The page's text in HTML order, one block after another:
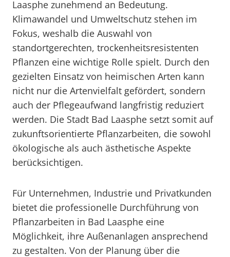
Laasphe zunehmend an Bedeutung.
Klimawandel und Umweltschutz stehen im
Fokus, weshalb die Auswahl von
standortgerechten, trockenheitsresistenten
Pflanzen eine wichtige Rolle spielt. Durch den
gezielten Einsatz von heimischen Arten kann
nicht nur die Artenvielfalt gefördert, sondern
auch der Pflegeaufwand langfristig reduziert
werden. Die Stadt Bad Laasphe setzt somit auf
zukunftsorientierte Pflanzarbeiten, die sowohl
ökologische als auch ästhetische Aspekte
berücksichtigen.
Für Unternehmen, Industrie und Privatkunden
bietet die professionelle Durchführung von
Pflanzarbeiten in Bad Laasphe eine
Möglichkeit, ihre Außenanlagen ansprechend
zu gestalten. Von der Planung über die